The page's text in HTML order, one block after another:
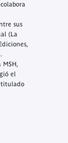
sus
(La
MSH,
el
titulado